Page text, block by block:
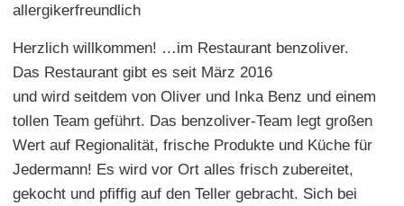
allergikerfreundlich
Herzlich willkommen! …im Restaurant benzoliver.
Das Restaurant gibt es seit März 2016
und wird seitdem von Oliver und Inka Benz und einem
tollen Team geführt. Das benzoliver-Team legt großen
Wert auf Regionalität, frische Produkte und Küche für
Jedermann! Es wird vor Ort alles frisch zubereitet,
gekocht und pfiffig auf den Teller gebracht. Sich bei